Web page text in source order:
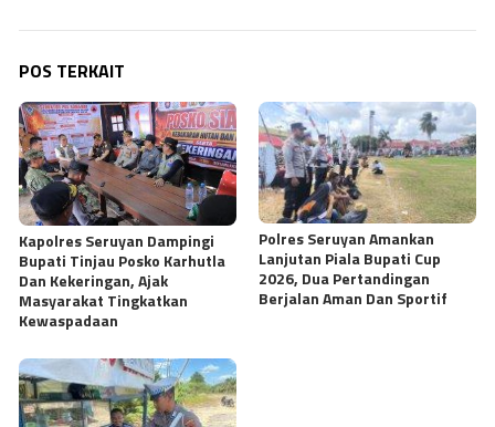
POS TERKAIT
Kapolres Seruyan Dampingi
Bupati Tinjau Posko Karhutla
Dan Kekeringan, Ajak
Masyarakat Tingkatkan
Kewaspadaan
Polres Seruyan Amankan
Lanjutan Piala Bupati Cup
2026, Dua Pertandingan
Berjalan Aman Dan Sportif